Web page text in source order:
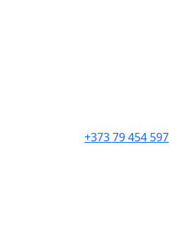
+373 79 454 597